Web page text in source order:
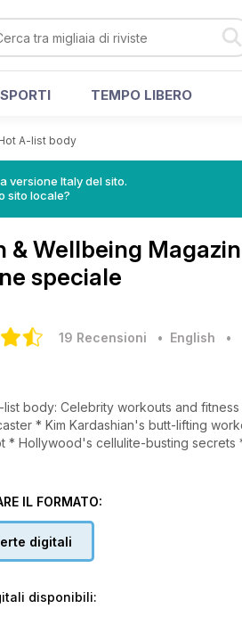
TEMPO LIBERO
A-list body
versione Italy del sito.
sito locale?
& Wellbeing
speciale
19 Recensioni • English •
list body: Celebrity workouts and
* Kim Kardashian's butt-lifting
* Hollywood's cellulite-busting
you
IL FORMATO:
digitali
disponibili: